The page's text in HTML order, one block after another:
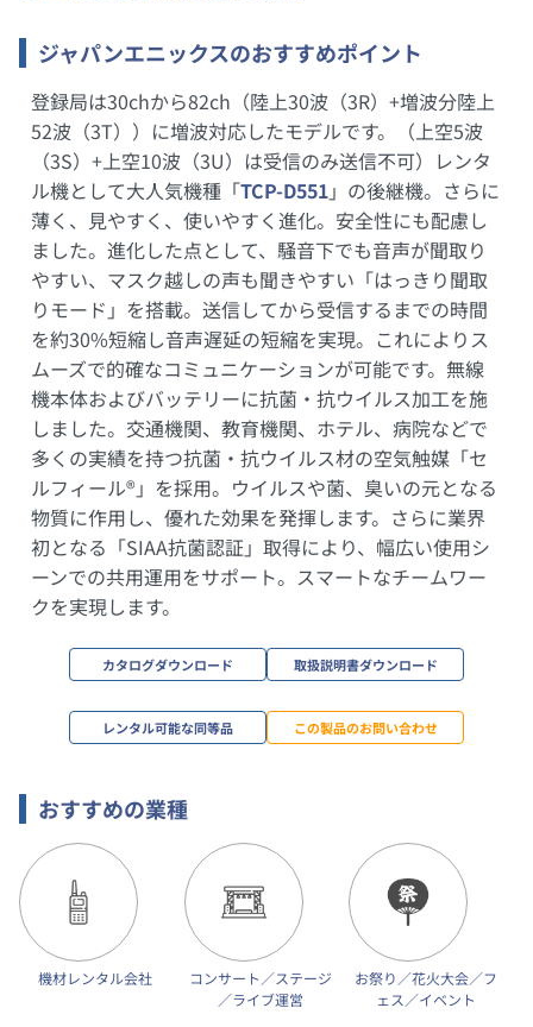
ジャパンエニックスのおすすめポイント
登録局は30chから82ch（陸上30波（3R）+増波分陸上
52波（3T））に増波対応したモデルです。（上空5波
（3S）+上空10波（3U）は受信のみ送信不可）レンタ
ル機として大人気機種「TCP-D551」の後継機。さらに
薄く、見やすく、使いやすく進化。安全性にも配慮し
ました。進化した点として、騒音下でも音声が聞取り
やすい、マスク越しの声も聞きやすい「はっきり聞取
りモード」を搭載。送信してから受信するまでの時間
を約30%短縮し音声遅延の短縮を実現。これによりス
ムーズで的確なコミュニケーションが可能です。無線
機本体およびバッテリーに抗菌・抗ウイルス加工を施
しました。交通機関、教育機関、ホテル、病院などで
多くの実績を持つ抗菌・抗ウイルス材の空気触媒「セ
ルフィール®」を採用。ウイルスや菌、臭いの元となる
物質に作用し、優れた効果を発揮します。さらに業界
初となる「SIAA抗菌認証」取得により、幅広い使用シ
ーンでの共用運用をサポート。スマートなチームワー
クを実現します。
カタログダウンロード 取扱説明書ダウンロード
レンタル可能な同等品 この製品のお問い合わせ
おすすめの業種
機材レンタル会社
コンサート／ステージ
／ライブ運営
お祭り／花火大会／フ
ェス／イベント